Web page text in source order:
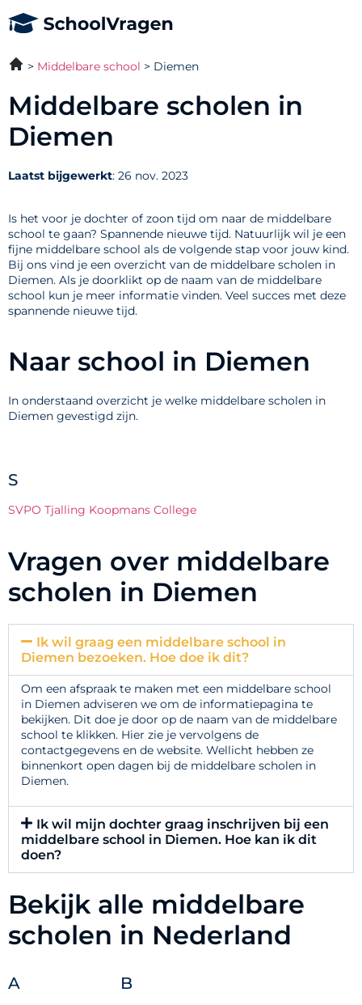
Middelbare school Diemen
Middelbare scholen in
Diemen
Laatst bijgewerkt: 26 nov. 2023
Is het voor je dochter of zoon tijd om naar de middelbare
school te gaan? Spannende nieuwe tijd. Natuurlijk wil je een
fijne middelbare school als de volgende stap voor jouw kind.
Bij ons vind je een overzicht van de middelbare scholen in
Diemen. Als je doorklikt op de naam van de middelbare
school kun je meer informatie vinden. Veel succes met deze
spannende nieuwe tijd.
Naar school in Diemen
In onderstaand overzicht je welke middelbare scholen in
Diemen gevestigd zijn.
S
SVPO Tjalling Koopmans College
Vragen over middelbare
scholen in Diemen
Ik wil graag een middelbare school in
Diemen bezoeken. Hoe doe ik dit?
Om een afspraak te maken met een middelbare school
in Diemen adviseren we om de informatiepagina te
bekijken. Dit doe je door op de naam van de middelbare
school te klikken. Hier zie je vervolgens de
contactgegevens en de website. Wellicht hebben ze
binnenkort open dagen bij de middelbare scholen in
Diemen.
Ik wil mijn dochter graag inschrijven bij een
middelbare school in Diemen. Hoe kan ik dit
doen?
Bekijk alle middelbare
scholen in Nederland
A B